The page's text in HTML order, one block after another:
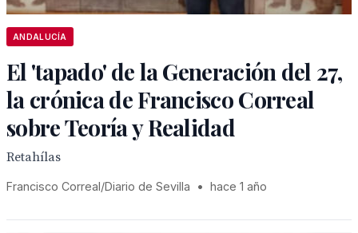
ANDALUCÍA
El 'tapado' de la Generación del 27,
la crónica de Francisco Correal
sobre Teoría y Realidad
Retahílas
Francisco Correal/Diario de Sevilla • hace 1 año